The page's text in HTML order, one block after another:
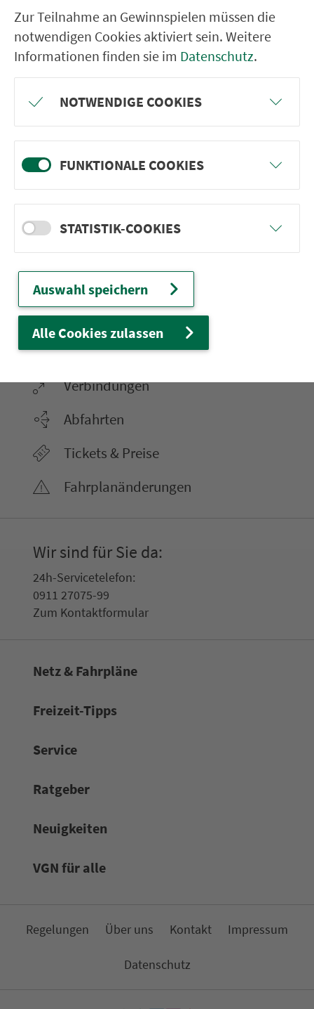
VGN-SOMMER 2026
Mach mit und gewinne einen von 1.000
Team-Plätzen für eine Abenteuer-Rallye!
weiter
Nürn­berg
22.000 Qua­drat­ki­lo­me­ter. 130 Ver­kehrs­un­
ter­neh­men. 1.100 Linien. Eine Fahr­kar­te.
Ver­bin­dungen
Abfahrten
Tickets & Preise
Fahr­plan­ände­rungen
Wir sind für Sie da:
24h-Ser­vice­te­le­fon:
0911 27075-99
Zum Kon­taktformular
Netz & Fahrpläne
Frei­zeit-Tipps
Service
Rat­ge­ber
Neuigkeiten
VGN für alle
Re­ge­lungen Über uns Kon­takt Impressum
Da­ten­schutz
Zur Teilnahme an Gewinnspielen müssen die
notwendigen Cookies aktiviert sein. Weitere
Informationen finden sie im Datenschutz.
NOTWENDIGE COOKIES
FUNKTIONALE COOKIES
STATISTIK-COOKIES
Auswahl speichern
Alle Cookies zulassen